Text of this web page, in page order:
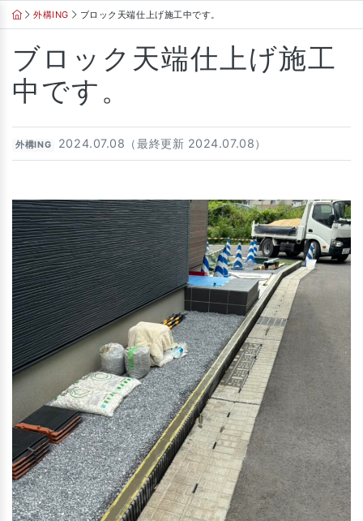
Skip
to
content
外構ING ブロック天端仕上げ施工中です。
ブロック天端仕上げ施工
中です。
外構ING 2024.07.08（最終更新 2024.07.08）